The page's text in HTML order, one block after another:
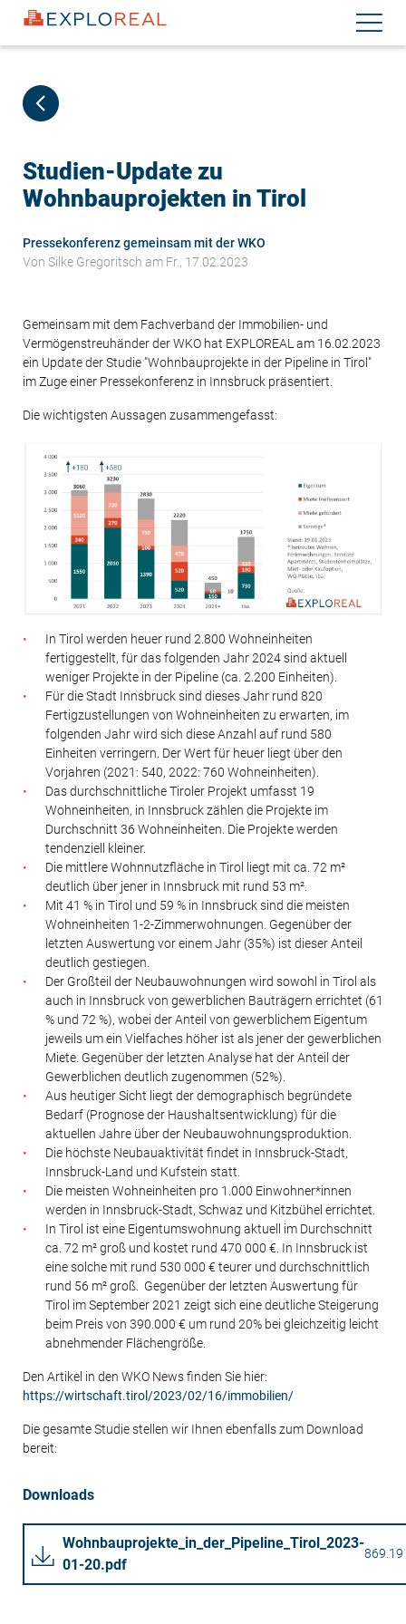
Direkt
zum
Inhalt
Studien-Update zu
Wohnbauprojekten in Tirol
Pressekonferenz gemeinsam mit der WKO
Von Silke Gregoritsch am Fr., 17.02.2023
Gemeinsam mit dem Fachverband der Immobilien- und
Vermögenstreuhänder der WKO hat EXPLOREAL am 16.02.2023
ein Update der Studie "Wohnbauprojekte in der Pipeline in Tirol"
im Zuge einer Pressekonferenz in Innsbruck präsentiert.
Die wichtigsten Aussagen zusammengefasst:
In Tirol werden heuer rund 2.800 Wohneinheiten
fertiggestellt, für das folgenden Jahr 2024 sind aktuell
weniger Projekte in der Pipeline (ca. 2.200 Einheiten).
Für die Stadt Innsbruck sind dieses Jahr rund 820
Fertigzustellungen von Wohneinheiten zu erwarten, im
folgenden Jahr wird sich diese Anzahl auf rund 580
Einheiten verringern. Der Wert für heuer liegt über den
Vorjahren (2021: 540, 2022: 760 Wohneinheiten).
Das durchschnittliche Tiroler Projekt umfasst 19
Wohneinheiten, in Innsbruck zählen die Projekte im
Durchschnitt 36 Wohneinheiten. Die Projekte werden
tendenziell kleiner.
Die mittlere Wohnnutzfläche in Tirol liegt mit ca. 72 m²
deutlich über jener in Innsbruck mit rund 53 m².
Mit 41 % in Tirol und 59 % in Innsbruck sind die meisten
Wohneinheiten 1-2-Zimmerwohnungen. Gegenüber der
letzten Auswertung vor einem Jahr (35%) ist dieser Anteil
deutlich gestiegen.
Der Großteil der Neubauwohnungen wird sowohl in Tirol als
auch in Innsbruck von gewerblichen Bauträgern errichtet (61
% und 72 %), wobei der Anteil von gewerblichem Eigentum
jeweils um ein Vielfaches höher ist als jener der gewerblichen
Miete. Gegenüber der letzten Analyse hat der Anteil der
Gewerblichen deutlich zugenommen (52%).
Aus heutiger Sicht liegt der demographisch begründete
Bedarf (Prognose der Haushaltsentwicklung) für die
aktuellen Jahre über der Neubauwohnungsproduktion.
Die höchste Neubauaktivität findet in Innsbruck-Stadt,
Innsbruck-Land und Kufstein statt.
Die meisten Wohneinheiten pro 1.000 Einwohner*innen
werden in Innsbruck-Stadt, Schwaz und Kitzbühel errichtet.
In Tirol ist eine Eigentumswohnung aktuell im Durchschnitt
ca. 72 m² groß und kostet rund 470 000 €. In Innsbruck ist
eine solche mit rund 530 000 € teurer und durchschnittlich
rund 56 m² groß. Gegenüber der letzten Auswertung für
Tirol im September 2021 zeigt sich eine deutliche Steigerung
beim Preis von 390.000 € um rund 20% bei gleichzeitig leicht
abnehmender Flächengröße.
Den Artikel in den WKO News finden Sie hier:
https://wirtschaft.tirol/2023/02/16/immobilien/
Die gesamte Studie stellen wir Ihnen ebenfalls zum Download
bereit:
Downloads
Wohnbauprojekte_in_der_Pipeline_Tirol_2023-
01-20.pdf
869.19